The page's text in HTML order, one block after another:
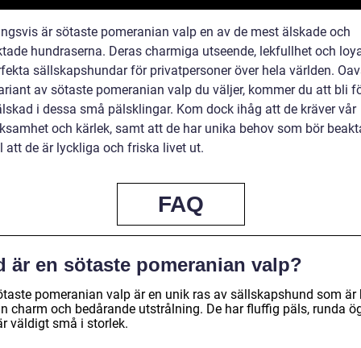
är sötaste pomeranian valp en av de mest älskade och
hundraserna. Deras charmiga utseende, lekfullhet och
sällskapshundar för privatpersoner över hela världen.
av sötaste pomeranian valp du väljer, kommer du att bli
i dessa små pälsklingar. Kom dock ihåg att de kräver vår
och kärlek, samt att de har unika behov som bör
att de är lyckliga och friska livet ut.
FAQ
är en sötaste pomeranian valp?
pomeranian valp är en unik ras av sällskapshund som är
charm och bedårande utstrålning. De har fluffig päls, runda
väldigt små i storlek.